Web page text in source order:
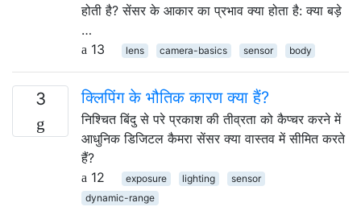
होती है? सेंसर के आकार का प्रभाव क्या होता है: क्या बड़े
…
13
lens camera-basics sensor body
3 क्लिपिंग के भौतिक कारण क्या हैं?
निश्चित बिंदु से परे प्रकाश की तीव्रता को कैप्चर करने में
आधुनिक डिजिटल कैमरा सेंसर क्या वास्तव में सीमित करते
हैं?
12
exposure lighting
sensor
dynamic-range